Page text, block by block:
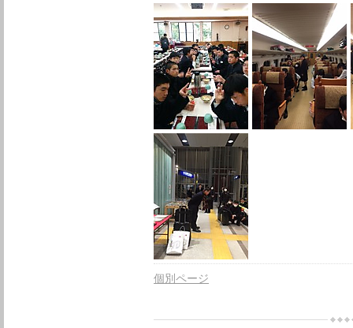
個別ページ